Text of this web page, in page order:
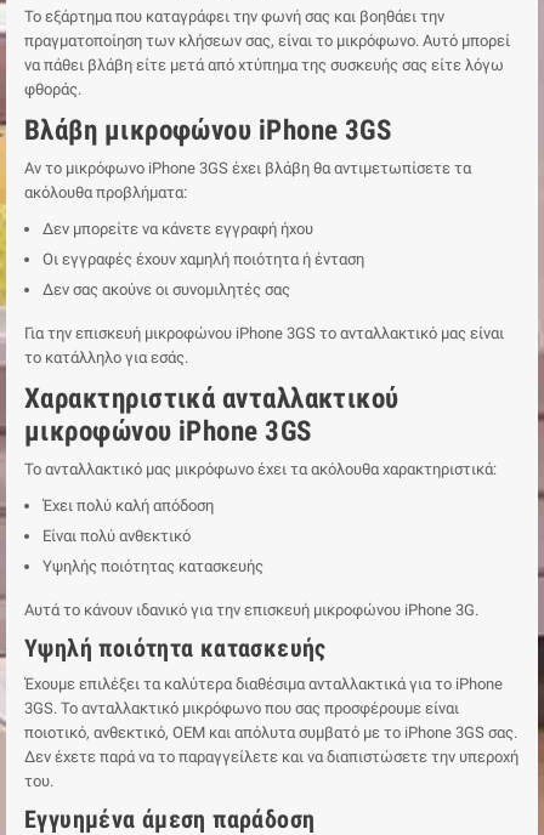
Το εξάρτημα που καταγράφει την φωνή σας και βοηθάει την
πραγματοποίηση των κλήσεων σας, είναι το μικρόφωνο. Αυτό μπορεί
να πάθει βλάβη είτε μετά από χτύπημα της συσκευής σας είτε λόγω
φθοράς.
Βλάβη μικροφώνου iPhone 3GS
Αν το μικρόφωνο iPhone 3GS έχει βλάβη θα αντιμετωπίσετε τα
ακόλουθα προβλήματα:
Δεν μπορείτε να κάνετε εγγραφή ήχου
Οι εγγραφές έχουν χαμηλή ποιότητα ή ένταση
Δεν σας ακούνε οι συνομιλητές σας
Για την επισκευή μικροφώνου iPhone 3GS το ανταλλακτικό μας είναι
το κατάλληλο για εσάς.
Χαρακτηριστικά ανταλλακτικού
μικροφώνου iPhone 3GS
Το ανταλλακτικό μας μικρόφωνο έχει τα ακόλουθα χαρακτηριστικά:
Έχει πολύ καλή απόδοση
Είναι πολύ ανθεκτικό
Υψηλής ποιότητας κατασκευής
Αυτά το κάνουν ιδανικό για την επισκευή μικροφώνου iPhone 3G.
Υψηλή ποιότητα κατασκευής
Έχουμε επιλέξει τα καλύτερα διαθέσιμα ανταλλακτικά για το iPhone
3GS. Το ανταλλακτικό μικρόφωνο που σας προσφέρουμε είναι
ποιοτικό, ανθεκτικό, ΟΕΜ και απόλυτα συμβατό με το iPhone 3GS σας.
Δεν έχετε παρά να το παραγγείλετε και να διαπιστώσετε την υπεροχή
του.
Εγγυημένα άμεση παράδοση